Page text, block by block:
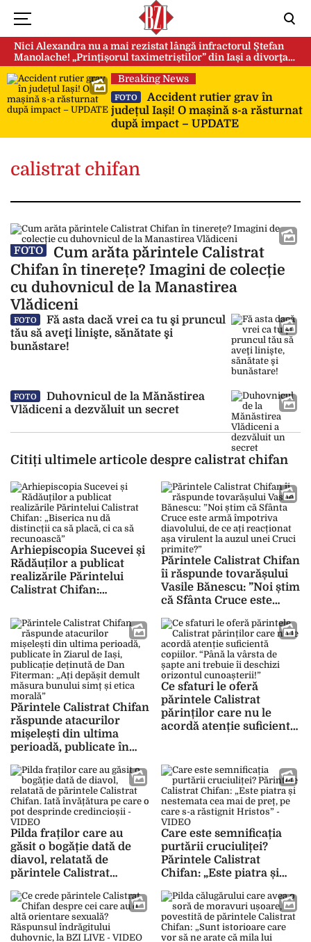
Nici Alexandra nu a mai rezistat lângă infractorul Ștefan
Manolache! „Prințișorul taximetriștilor” din Iași a divorţat
după doi ani de căsnicie
Breaking News
FOTO
Accident rutier grav în
județul Iași! O mașină s-a răsturnat
după impact – UPDATE
calistrat chifan
FOTO
Cum arăta părintele Calistrat
Chifan în tinerețe? Imagini de colecție
cu duhovnicul de la Manastirea
Vlădiceni
FOTO
Fă asta dacă vrei ca tu şi pruncul
tău să aveţi linişte, sănătate şi
bunăstare!
FOTO
Duhovnicul de la Mănăstirea
Vlădiceni a dezvăluit un secret
Citiți ultimele articole despre calistrat chifan
Arhiepiscopia Sucevei și
Rădăuților a publicat
realizările Părintelui
Calistrat Chifan:
ca să placă, ci ca să
recunoască”
Părintele Calistrat Chifan
îi răspunde tovarășului
Vasile Bănescu: ”Noi știm
că Sfânta Cruce este
diavolului, de ce ați
reacționat așa virulent la
auzul unei Cruci
primite?”
Părintele Calistrat Chifan
răspunde atacurilor
mișelești din ultima
perioadă, publicate în
deținută de Dan
Fiterman: „Ați depășit
demult măsura bunului
simț și etica morală”
Ce sfaturi le oferă
părintele Calistrat
părinților care nu le
acordă atenție suficientă
deschizi orizontul
cunoașterii!”
Pilda fraților care au
găsit o bogăție dată de
diavol, relatată de
părintele Calistrat
care o pot desprinde
credincioșii – VIDEO
Care este semnificația
purtării cruciuliței?
Părintele Calistrat
Chifan: „Este piatra și
preț, pe care s-a răstignit
Hristos” – VIDEO